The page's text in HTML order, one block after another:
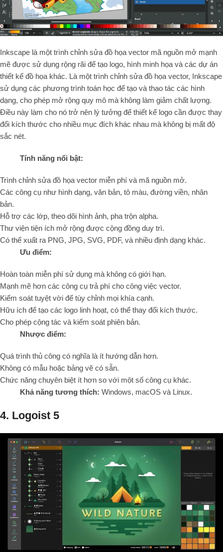
Inkscape là một trình chỉnh sửa đồ họa vector mã nguồn mở mạnh
mẽ được sử dụng rộng rãi để tạo logo, hình minh họa và các dự án
thiết kế đồ họa khác. Là một trình chỉnh sửa đồ họa vector, Inkscape
sử dụng các phương trình toán học để tạo và thao tác các hình
dạng, cho phép mở rộng quy mô mà không làm giảm chất lượng.
Điều này làm cho nó trở nên lý tưởng để thiết kế logo cần được thay
đổi kích thước cho nhiều mục đích khác nhau mà không bị mất độ
sắc nét.
Tính năng nổi bật:
Trình chỉnh sửa đồ họa vector miễn phí và mã nguồn mở.
Các công cụ như hình dạng, văn bản, tô màu, đường viền, nhân
bản.
Hỗ trợ các lớp, theo dõi hình ảnh, pha trộn alpha.
Thư viện tiện ích mở rộng được cộng đồng duy trì.
Có thể xuất ra PNG, JPG, SVG, PDF, và nhiều định dạng khác.
Ưu điểm:
Hoàn toàn miễn phí sử dụng mà không có giới hạn.
Mạnh mẽ hơn các công cụ trả phí cho công việc vector.
Kiểm soát tuyệt vời để tùy chỉnh mọi khía cạnh.
Hữu ích để tạo các logo linh hoạt, có thể thay đổi kích thước.
Cho phép cộng tác và kiểm soát phiên bản.
Nhược điểm:
Quá trình thủ công có nghĩa là ít hướng dẫn hơn.
Không có mẫu hoặc bảng vẽ có sẵn.
Chức năng chuyên biệt ít hơn so với một số công cụ khác.
Khả năng tương thích: Windows, macOS và Linux.
4. Logoist 5